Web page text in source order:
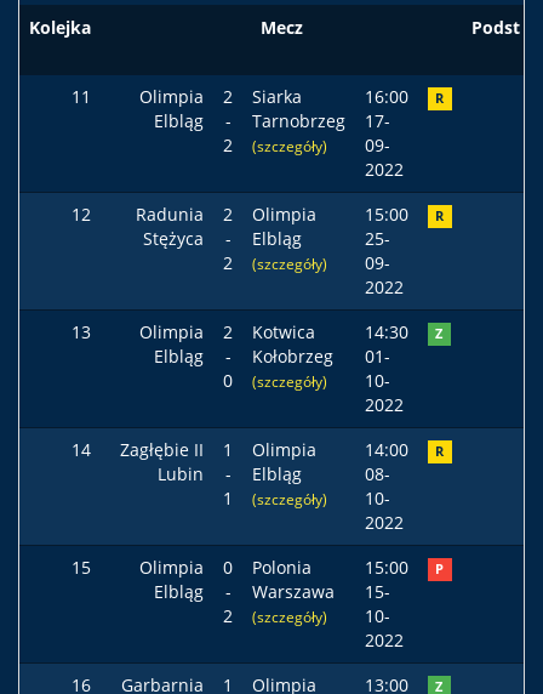
Kolejka Mecz
Podst
11
Olimpia
Elbląg
2
-
2
Siarka
Tarnobrzeg
(szczegóły)
16:00
17-
09-
2022
R
12
Radunia
Stężyca
2
-
2
Olimpia
Elbląg
(szczegóły)
15:00
25-
09-
2022
R
13
Olimpia
Elbląg
2
-
0
Kotwica
Kołobrzeg
(szczegóły)
14:30
01-
10-
2022
Z
14
Zagłębie II
Lubin
1
-
1
Olimpia
Elbląg
(szczegóły)
14:00
08-
10-
2022
R
15
Olimpia
Elbląg
0
-
2
Polonia
Warszawa
(szczegóły)
15:00
15-
10-
2022
P
16 Garbarnia 1 Olimpia 13:00 Z